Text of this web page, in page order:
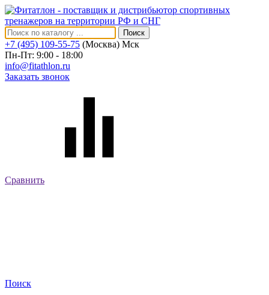
Поиск
+7 (495) 109-55-75 (Москва) Мск
Пн-Пт: 9:00 - 18:00
info@fitathlon.ru
Заказать звонок
Сравнить
Поиск